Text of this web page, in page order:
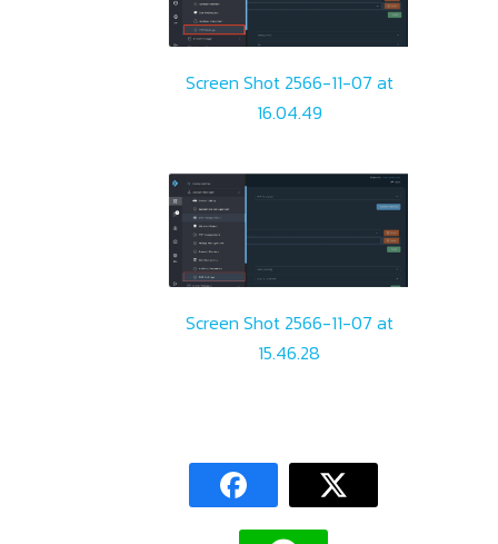
Screen Shot 2566-11-07 at
16.04.49
Screen Shot 2566-11-07 at
15.46.28